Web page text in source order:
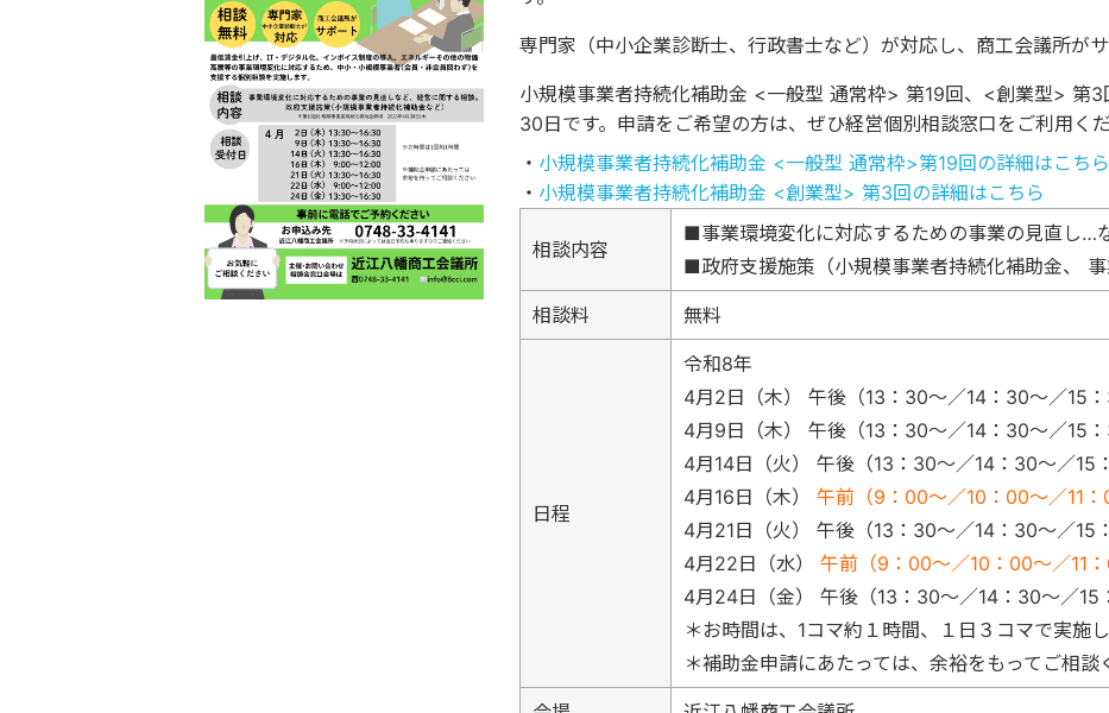
専門家（中小企業診断士、行政書士など）が対応し、商工会議所がサ
小規模事業者持続化補助金 <一般型 通常枠> 第19回、<創業型> 第
30日です。申請をご希望の方は、ぜひ経営個別相談窓口をご利用くだ
・ 小規模事業者持続化補助金 <一般型 通常枠>第19回の詳細はこちら
・ 小規模事業者持続化補助金 <創業型> 第3回の詳細はこちら
相談内容
■事業環境変化に対応するための事業の見直し…
■政府支援施策（小規模事業者持続化補助金、
相談料 無料
日程
令和8年
4月2日（木） 午後（13：30～／14：30～／15：
4月9日（木） 午後（13：30～／14：30～／15：
4月14日（火） 午後（13：30～／14：30～／15
4月16日（木） 午前（9：00～／10：00～／11：
4月21日（火） 午後（13：30～／14：30～／15
4月22日（水） 午前（9：00～／10：00～／11：
4月24日（金） 午後（13：30～／14：30～／15
＊お時間は、1コマ約１時間、１日３コマで実施し
＊補助金申請にあたっては、余裕をもってご相談